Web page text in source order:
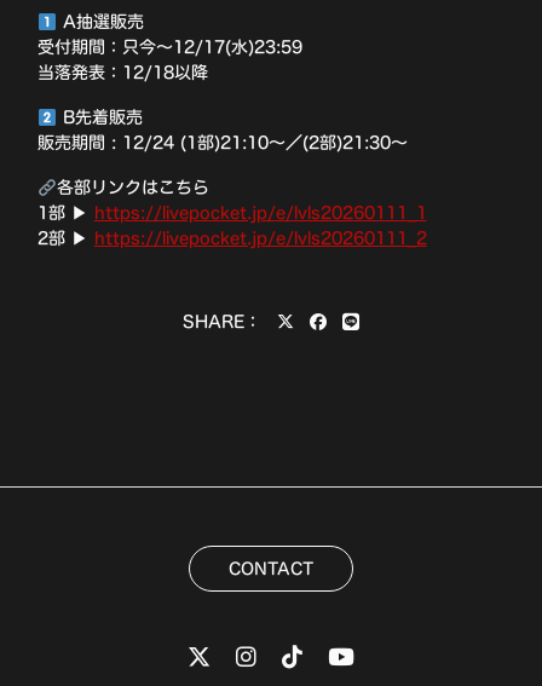
A抽選販売
受付期間：只今〜12/17(水)23:59
当落発表：12/18以降
B先着販売
販売期間 : 12/24 (1部)21:10〜／(2部)21:30〜
各部リンクはこちら
1部 ▶
https://livepocket.jp/e/lvls20260111_1
2部 ▶
https://livepocket.jp/e/lvls20260111_2
SHARE：
CONTACT